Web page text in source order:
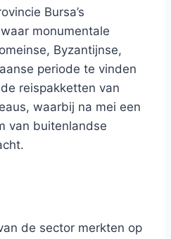
Bursa’s
monumentale
Byzantijnse,
periode te vinden
reispakketten van
waarbij na mei een
van buitenlandse
de sector merkten op